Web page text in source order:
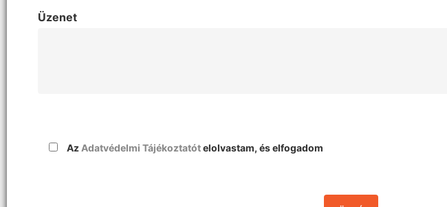
Üzenet
Az Adatvédelmi Tájékoztatótelolvastam, és elfogadom